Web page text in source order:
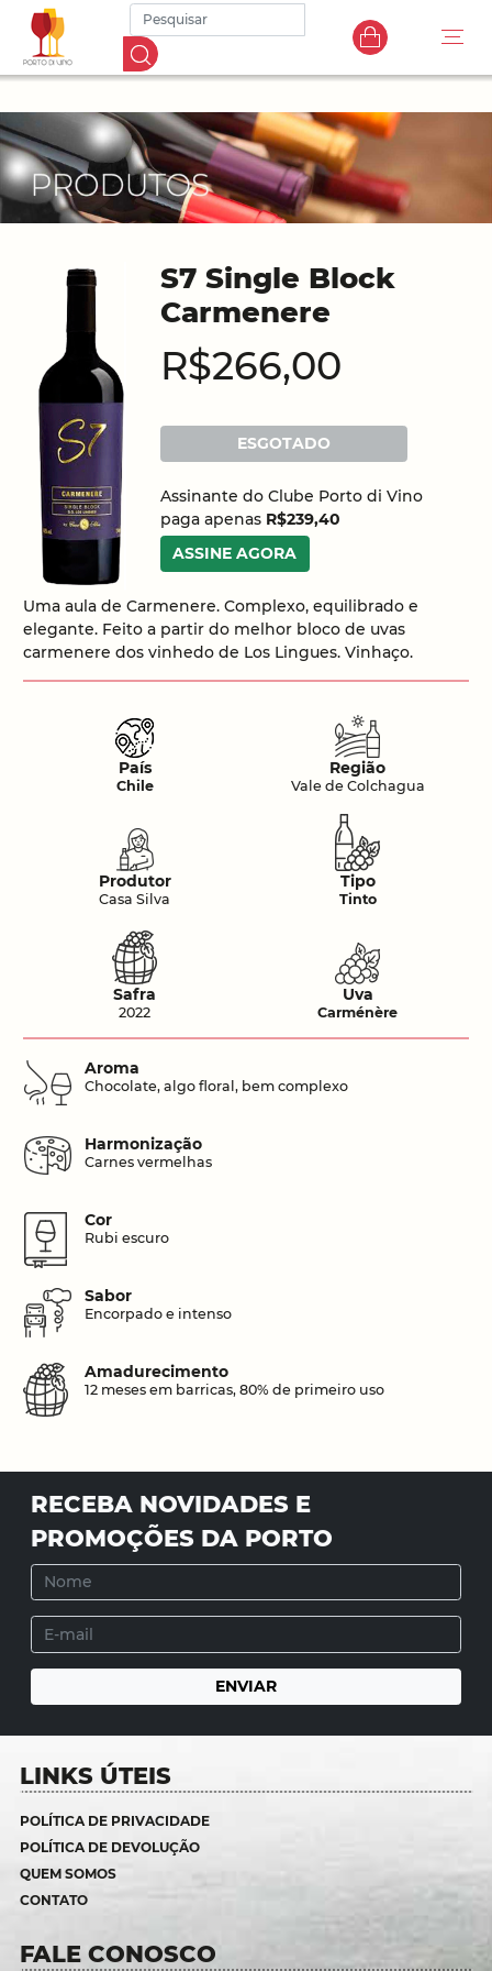
S7 Single Block
Carmenere
R$266,00
ESGOTADO
Assinante do Clube Porto di Vino
paga apenas R$239,40
ASSINE AGORA
Uma aula de Carmenere. Complexo, equilibrado e
elegante. Feito a partir do melhor bloco de uvas
carmenere dos vinhedo de Los Lingues. Vinhaço.
País
Chile
Região
Vale de Colchagua
Produtor
Casa Silva
Tipo
Tinto
Safra
2022
Uva
Carménère
Aroma
Chocolate, algo floral, bem complexo
Harmonização
Carnes vermelhas
Cor
Rubi escuro
Sabor
Encorpado e intenso
Amadurecimento
12 meses em barricas, 80% de primeiro uso
RECEBA NOVIDADES E
PROMOÇÕES DA PORTO
LINKS ÚTEIS
POLÍTICA DE PRIVACIDADE
POLÍTICA DE DEVOLUÇÃO
QUEM SOMOS
CONTATO
FALE CONOSCO